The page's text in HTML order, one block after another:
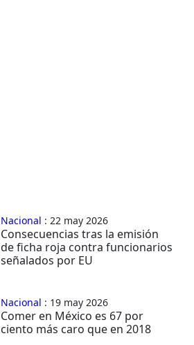
Nacional : 22 may 2026
Consecuencias tras la emisión
de ficha roja contra funcionarios
señalados por EU
Nacional : 19 may 2026
Comer en México es 67 por
ciento más caro que en 2018